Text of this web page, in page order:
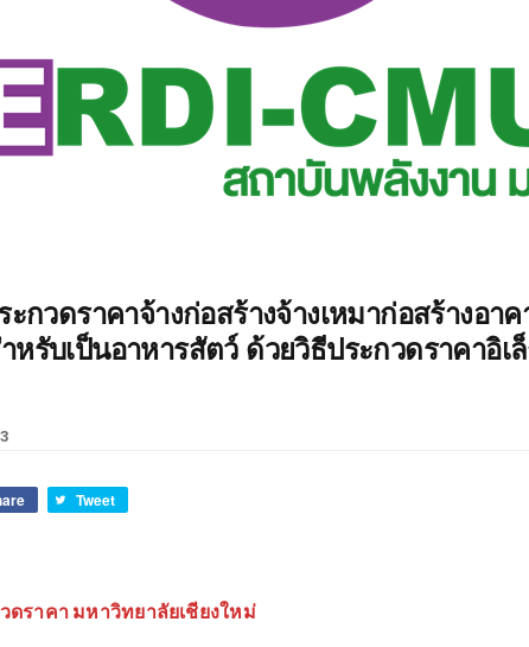
กวดราคาจ้างก่อสร้างจ้างเหมาก่อสร้างอา
หรับเป็นอาหารสัตว์ ด้วยวิธีประกวดราคาอิ
Tweet
ดราคา มหาวิทยาลัยเชียงใหม่